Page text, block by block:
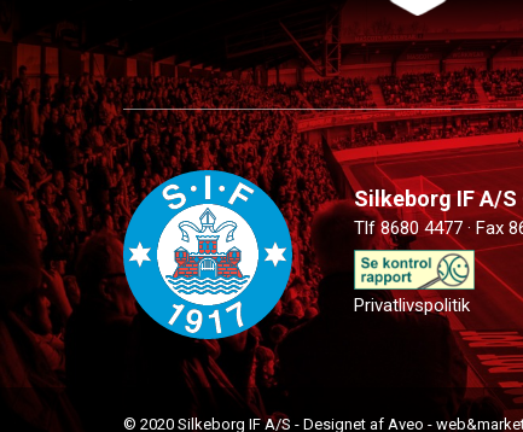
Silkeborg IF A/S
Tlf 8680 4477 · Fax
Privatlivspolitik
© 2020 Silkeborg IF A/S - Designet af Aveo -